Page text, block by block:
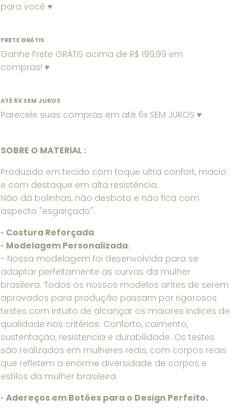
para você ♥
FRETE GRÁTIS
Ganhe Frete GRÁTIS acima de R$ 199,99 em
compras! ♥
ATÉ 6X SEM JUROS
Parecele suas compras em até 6x SEM JUROS ♥
SOBRE O MATERIAL :
Produzido em tecido com toque ultra confort, macio
e com destaque em alta resistência.
Não dá bolinhas, não desbota e não fica com
aspecto "esgarçado".
• Costura Reforçada;
• Modelagem Personalizada;
- Nossa modelagem foi desenvolvida para se
adaptar perfeitamente as curvas da mulher
brasileira. Todos os nossos modelos antes de serem
aprovados para produção passam por rigorosos
testes com intuito de alcançar os maiores indices de
qualidade nos critérios: Conforto, caimento,
sustentação, resistencia e durabilidade. Os testes
são realizados em mulheres reais, com corpos reais
que refletem a enorme diversidade de corpos e
estilos da mulher brasileira.
• Adereços em Botões para o Design Perfeito.